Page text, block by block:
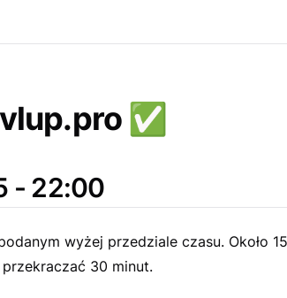
✅
- 22:00
wyżej przedziale czasu. Około
30 minut.